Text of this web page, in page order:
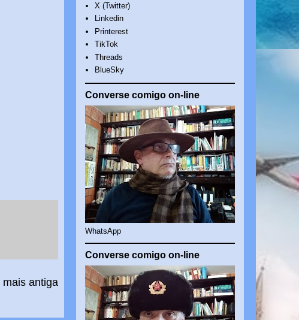
mais antiga
X (Twitter)
Linkedin
Printerest
TikTok
Threads
BlueSky
Converse comigo on-line
WhatsApp
Converse comigo on-line